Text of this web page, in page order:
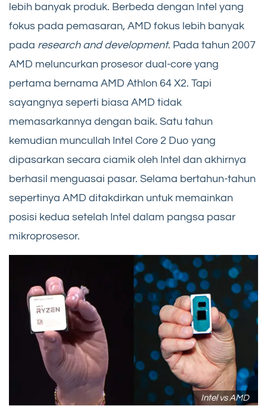
lebih banyak produk. Berbeda dengan Intel yang
fokus pada pemasaran, AMD fokus lebih banyak
pada research and development. Pada tahun 2007
AMD meluncurkan prosesor dual-core yang
pertama bernama AMD Athlon 64 X2. Tapi
sayangnya seperti biasa AMD tidak
memasarkannya dengan baik. Satu tahun
kemudian muncullah Intel Core 2 Duo yang
dipasarkan secara ciamik oleh Intel dan akhirnya
berhasil menguasai pasar. Selama bertahun-tahun
sepertinya AMD ditakdirkan untuk memainkan
posisi kedua setelah Intel dalam pangsa pasar
mikroprosesor.
Intel vs AMD